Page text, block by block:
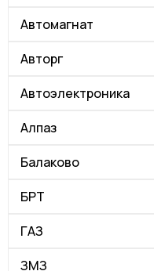
Автомагнат
Авторг
Автоэлектроника
Алпаз
Балаково
БРТ
ГАЗ
ЗМЗ